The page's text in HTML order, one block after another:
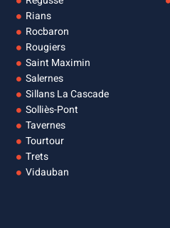
Rians
Rocbaron
Rougiers
Saint Maximin
Salernes
Sillans La Cascade
Solliès-Pont
Tavernes
Tourtour
Trets
Vidauban